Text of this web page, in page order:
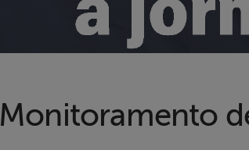
Monitoramento